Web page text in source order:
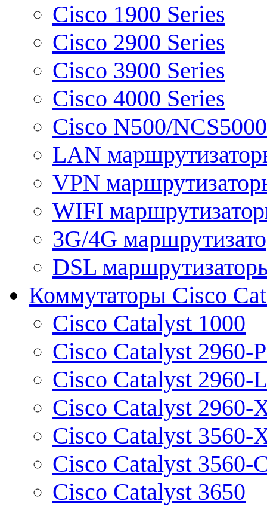
Cisco 1900 Series
Cisco 2900 Series
Cisco 3900 Series
Cisco 4000 Series
Cisco N500/
LAN
VPN
WIFI
3G/4G
DSL
Коммутаторы Cisco
Cisco Catalyst 1000
Cisco Catalyst 2960-
Cisco Catalyst 2960-L
Cisco Catalyst 2960-
Cisco Catalyst 3560-
Cisco Catalyst 3560-
Cisco Catalyst 3650